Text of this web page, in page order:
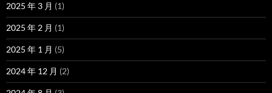
2025 年 3 月 (1)
2025 年 2 月 (1)
2025 年 1 月 (5)
2024 年 12 月 (2)